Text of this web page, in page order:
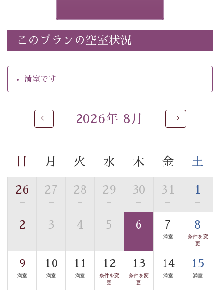
・朝夕個室料亭で個室食
・諏訪大社4社を巡る無料参拝バス（事前予約制）
・館内着をご用意
・環境に配慮したアメニティをご用意
・館内フリーWi-Fi
・駐車場完備
・チェックイン15時、チェックアウト10時
・夕食は地産地消の創作和会席 美湖膳（二十四節気と
いう昔の暦による料理表現）
・朝食はこだわりの味噌汁をはじめとした和定食
自家源泉「美翠源泉」は酸化の進みが遅く新鮮で若返り
の効果が高い、極めて希有な源泉です。身も心も癒され
■お座敷風呂（大浴場）
温泉の成分に合わせ、防菌防カビの特殊素材の畳を使
用。 足元が柔らかく、そして滑りにくい畳のお風呂で
このプランの空室状況
満室です
2026年 8月
日 月 火 水 木 金 土
26
—
27
—
28
—
29
—
30
—
31
—
1
—
2
—
3
—
4
—
5
—
6
—
7
満室
8
条件を変
更
9
満室
10
満室
11
満室
12
条件を変
更
13
条件を変
更
14
満室
15
満室